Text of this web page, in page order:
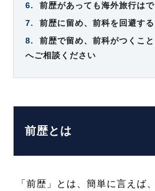
6.
前歴があっても海外旅行は
7.
前歴に留め、前科を回避す
8.
前歴で留め、前科がつくこ
へご相談ください
前歴とは
「前歴 」とは、簡単に言えば、